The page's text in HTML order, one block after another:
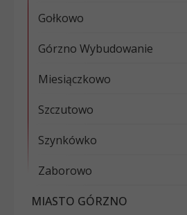
Gołkowo
Górzno Wybudowanie
Miesiączkowo
Szczutowo
Szynkówko
Zaborowo
MIASTO GÓRZNO